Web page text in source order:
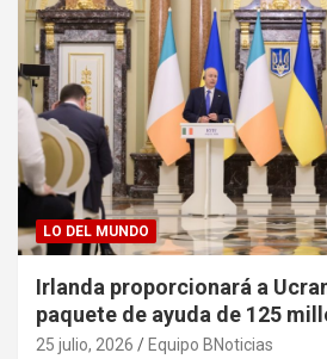
LO DEL MUNDO
Irlanda proporcionará a
paquete de ayuda de 125
25 julio, 2026 Equipo BNoticias